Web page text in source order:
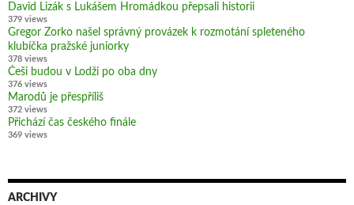
David Lizák s Lukášem Hromádkou přepsali historii
379 views
Gregor Zorko našel správný provázek k rozmotání spleteného
klubíčka pražské juniorky
378 views
Češi budou v Lodži po oba dny
376 views
Marodů je přespříliš
372 views
Přichází čas českého finále
369 views
ARCHIVY